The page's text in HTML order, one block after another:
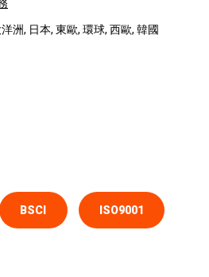
洲, 日本, 東歐, 環球, 西歐, 韓國
BSCI ISO9001